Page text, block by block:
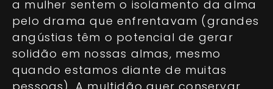
a mulher sentem o isolamento da alma
pelo drama que enfrentavam (grandes
angústias têm o potencial de gerar
solidão em nossas almas, mesmo
quando estamos diante de muitas